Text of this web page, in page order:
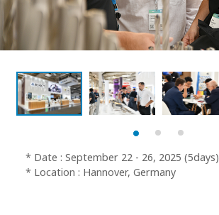
* Date : September 22 - 26, 2025 (5days)
* Location : Hannover, Germany